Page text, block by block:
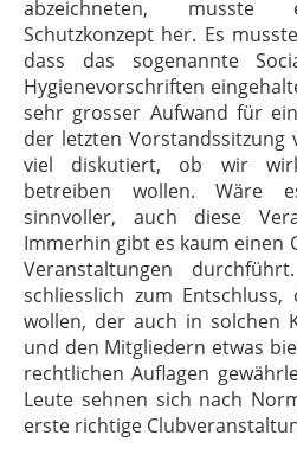
abzeichneten, musste
Schutzkonzept her. Es
dass das sogenannte
Hygienevorschriften
sehr grosser Aufwand für
der letzten Vorstandssitzung
viel diskutiert, ob wir
betreiben wollen. Wäre
sinnvoller, auch diese
Immerhin gibt es kaum einen
Veranstaltungen
schliesslich zum
wollen, der auch in solchen
und den Mitgliedern etwas
rechtlichen Auflagen
Leute sehnen sich nach
erste richtige